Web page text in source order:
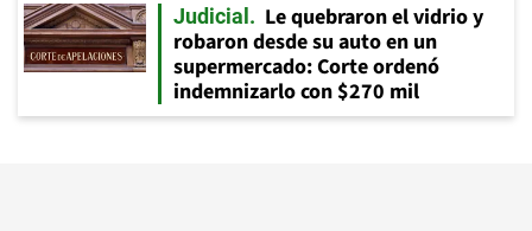
Judicial
Le quebraron el vidrio y
robaron desde su auto en un
supermercado: Corte ordenó
indemnizarlo con $270 mil